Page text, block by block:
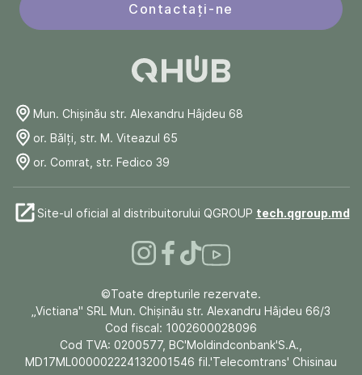
Contactați-ne
Mun. Chişinău str. Alexandru Hâjdeu 68
or. Bălți, str. M. Viteazul 65
or. Comrat, str. Fedico 39
Site-ul oficial al distribuitorului QGROUP tech.qgroup.md
©Toate drepturile rezervate.
„Victiana" SRL Mun. Chişinău str. Alexandru Hâjdeu 66/3
Cod fiscal: 1002600028096
Cod TVA: 0200577, BC'Moldindconbank'S.A.,
MD17ML000002224132001546 fil.'Telecomtrans' Chisinau